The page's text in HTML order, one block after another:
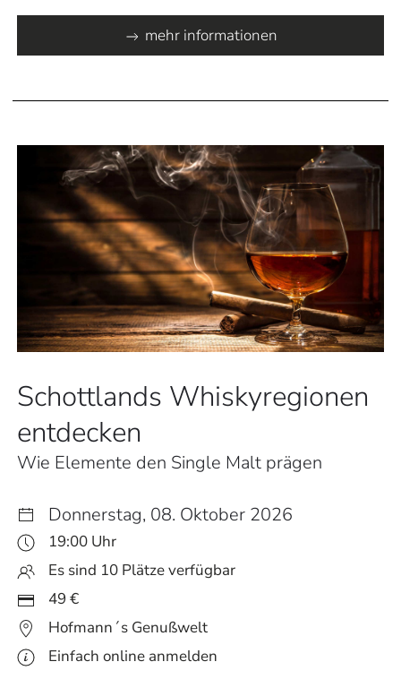
mehr informationen
Schottlands Whiskyregionen
entdecken
Wie Elemente den Single Malt prägen
Donnerstag, 08. Oktober 2026
19:00 Uhr
Es sind 10 Plätze verfügbar
49 €
Hofmann´s Genußwelt
Einfach online anmelden